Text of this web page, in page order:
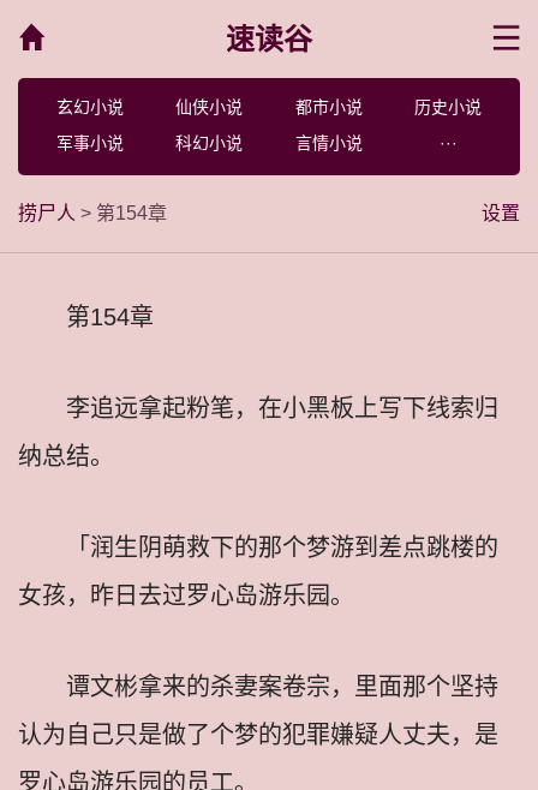
速读谷
玄幻小说 仙侠小说 都市小说
历史小说
军事小说
科幻小说 言情小说 ···
设置
捞尸人 > 第154章
第154章
李追远拿起粉笔，在小黑板上写下线索归
纳总结。
「润生阴萌救下的那个梦游到差点跳楼的
女孩，昨日去过罗心岛游乐园。
谭文彬拿来的杀妻案卷宗，里面那个坚持
认为自己只是做了个梦的犯罪嫌疑人丈夫，是
罗心岛游乐园的员工。